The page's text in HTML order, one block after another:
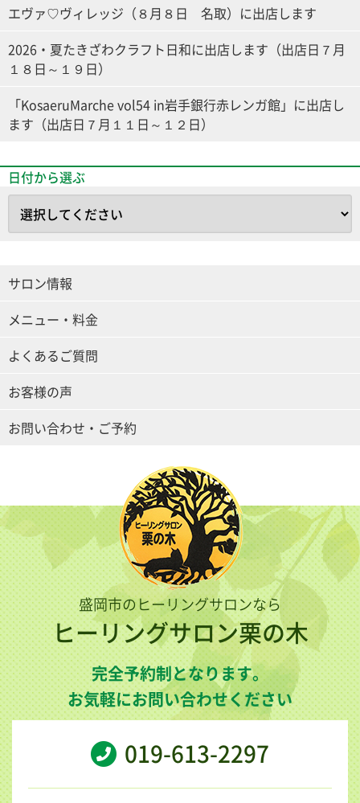
エヴァ♡ヴィレッジ（８月８日 名取）に出店します
2026・夏たきざわクラフト日和に出店します（出店日７月
１８日～１９日）
「KosaeruMarche vol54 in岩手銀行赤レンガ館」に出店し
ます（出店日７月１１日～１２日）
日付から選ぶ
サロン情報
メニュー・料金
よくあるご質問
お客様の声
お問い合わせ・ご予約
盛岡市のヒーリングサロンなら
ヒーリングサロン栗の木
完全予約制となります。
お気軽にお問い合わせください
019-613-2297